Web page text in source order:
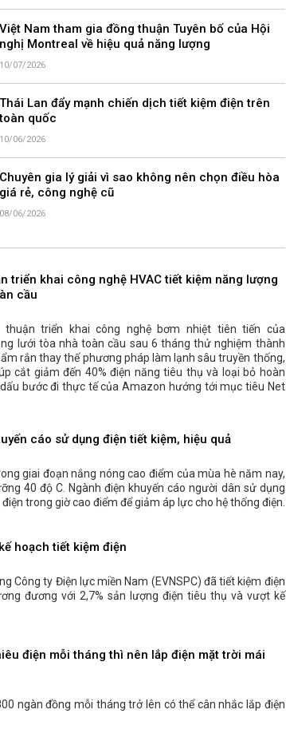
Việt Nam tham gia đồng thuận Tuyên bố của Hội
nghị Montreal về hiệu quả năng lượng
10/07/2026
Thái Lan đẩy mạnh chiến dịch tiết kiệm điện trên
toàn quốc
10/06/2026
Chuyên gia lý giải vì sao không nên chọn điều hòa
giá rẻ, công nghệ cũ
08/06/2026
triển khai công nghệ HVAC tiết kiệm năng lượng
cầu
triển khai công nghệ bơm nhiệt tiên tiến của
lưới tòa nhà toàn cầu sau 6 tháng thử nghiệm thành
rắn thay thế phương pháp làm lạnh sâu truyền thống,
cắt giảm đến 40% điện năng tiêu thụ và loại bỏ hoàn
bước đi thực tế của Amazon hướng tới mục tiêu Net
cáo sử dụng điện tiết kiệm, hiệu quả
giai đoạn nắng nóng cao điểm của mùa hè năm nay,
40 độ C. Ngành điện khuyến cáo người dân sử dụng
trong giờ cao điểm để giảm áp lực cho hệ thống điện.
hoạch tiết kiệm điện
Công ty Điện lực miền Nam (EVNSPC) đã tiết kiệm điện
đương với 2,7% sản lượng điện tiêu thụ và vượt kế
điện mỗi tháng thì nên lắp điện mặt trời mái
ngàn đồng mỗi tháng trở lên có thể cân nhắc lắp điện